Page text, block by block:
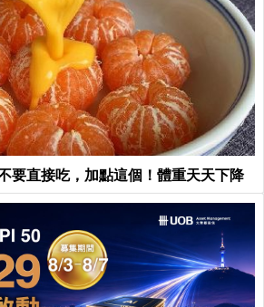
要直接吃，加點這個！體重天天下降